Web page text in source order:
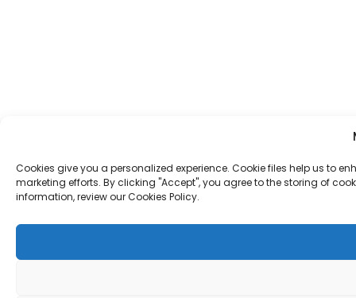
Cookies give you a personalized experience. Cookie files help us to
marketing efforts. By clicking "Accept", you agree to the storing of
information, review our Cookies Policy.